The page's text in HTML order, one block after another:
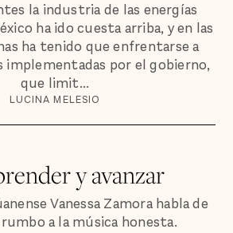
la industria de las energías
ha ido cuesta arriba, y en las
ha tenido que enfrentarse a
implementadas por el gobierno,
que limit...
LUCINA MELESIO
y avanzar
Vanessa Zamora habla de
a la música honesta.